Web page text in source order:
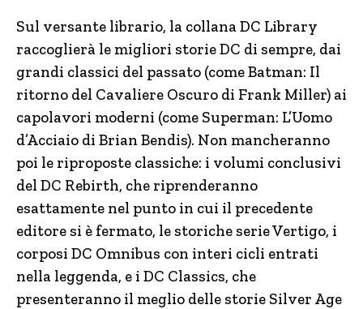
Sul versante librario, la collana DC Library
raccoglierà le migliori storie DC di sempre, dai
grandi classici del passato (come Batman: Il
ritorno del Cavaliere Oscuro di Frank Miller) ai
capolavori moderni (come Superman: L’Uomo
d’Acciaio di Brian Bendis). Non mancheranno
poi le riproposte classiche: i volumi conclusivi
del DC Rebirth, che riprenderanno
esattamente nel punto in cui il precedente
editore si è fermato, le storiche serie Vertigo, i
corposi DC Omnibus con interi cicli entrati
nella leggenda, e i DC Classics, che
presenteranno il meglio delle storie Silver Age